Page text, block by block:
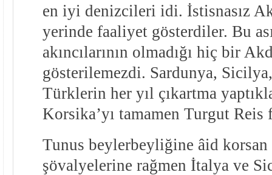
en iyi denizcileri idi. İstisnasız
yerinde faaliyet gösterdiler. Bu
akıncılarının olmadığı hiç bir
gösterilemezdi. Sardunya,
Türklerin her yıl çıkartma
Korsika’yı tamamen Turgut Reis
Tunus beylerbeyliğine âid
şövalyelerine rağmen İtalya ve